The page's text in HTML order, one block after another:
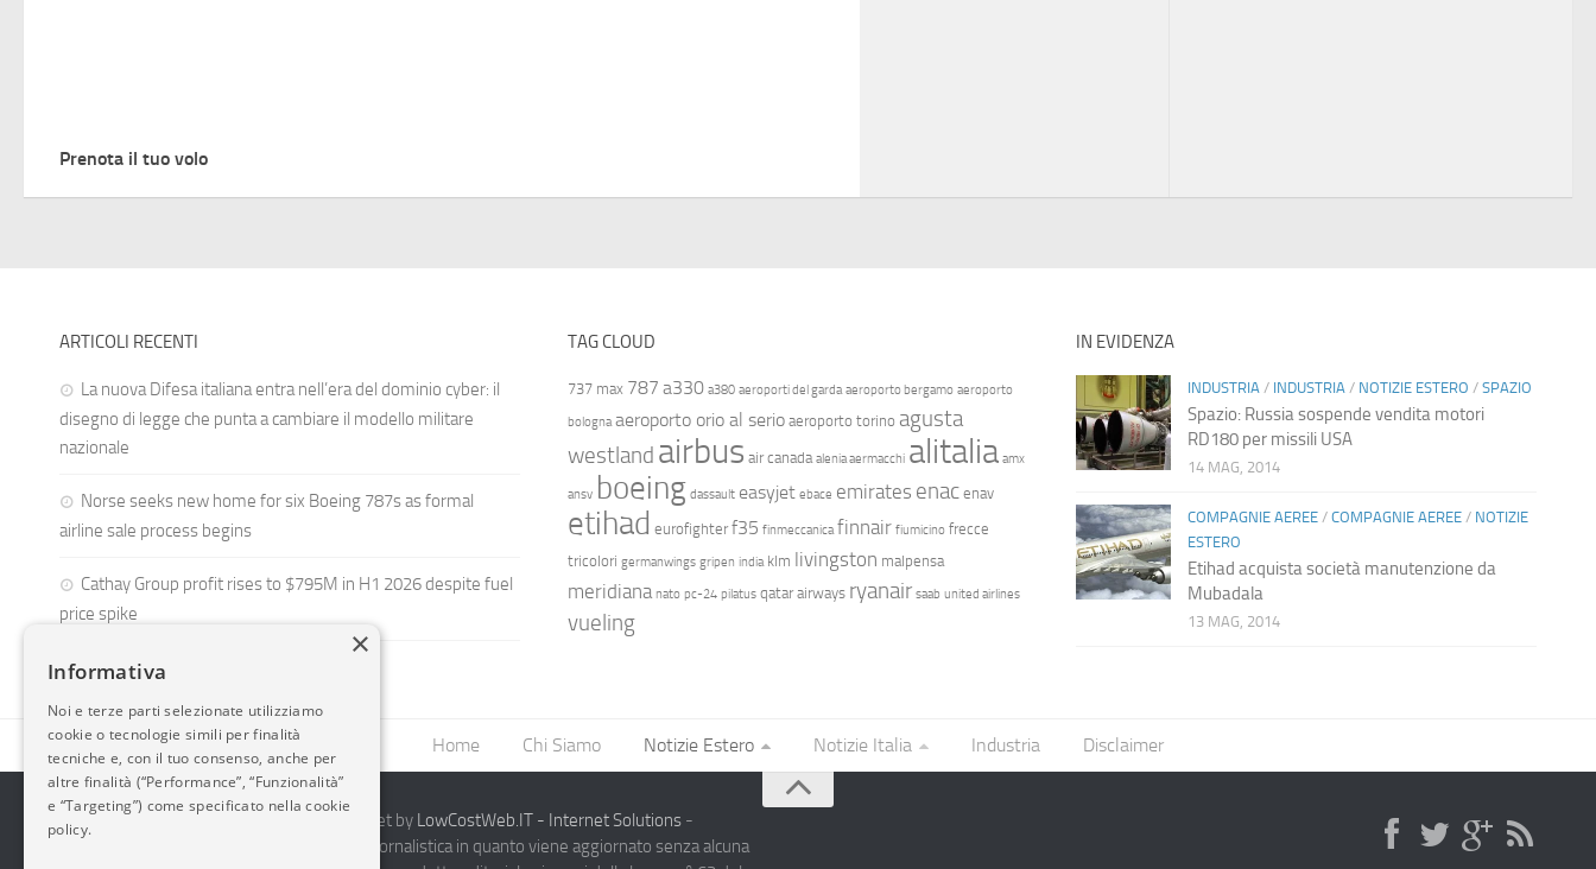
Prenota il tuo volo
ARTICOLI RECENTI
La nuova Difesa italiana entra nell’era del dominio cyber: il
disegno di legge che punta a cambiare il modello militare
nazionale
Norse seeks new home for six Boeing 787s as formal
airline sale process begins
Cathay Group profit rises to $795M in H1 2026 despite fuel
price spike
TAG CLOUD
737 max 787 a330 a380 aeroporti del garda aeroporto bergamo aeroporto
bologna aeroporto orio al serio aeroporto torino agusta
westland airbus air canada alenia aermacchi alitalia amx
ansv boeing dassault easyjet ebace emirates enac enav
etihad eurofighter f35 finmeccanica finnair fiumicino frecce
tricolori germanwings gripen india klm livingston malpensa
meridiana nato pc-24 pilatus qatar airways ryanair saab united airlines
vueling
IN EVIDENZA
INDUSTRIA / INDUSTRIA / NOTIZIE ESTERO / SPAZIO
Spazio: Russia sospende vendita motori
RD180 per missili USA
14 MAG, 2014
COMPAGNIE AEREE/ COMPAGNIE AEREE/ NOTIZIE
ESTERO
Etihad acquista società manutenzione da
Mubadala
13 MAG, 2014
Home Chi Siamo Notizie Estero Notizie Italia Industria Disclaimer
2014-2026 AvioBlog - Creazione Siti Internet by LowCostWeb.IT - Internet Solutions -
Questo blog non rappresenta una testata giornalistica in quanto viene aggiornato senza alcuna
×
Informativa
Noi e terze parti selezionate utilizziamo
cookie o tecnologie simili per finalità
tecniche e, con il tuo consenso, anche per
altre finalità (“Performance”, “Funzionalità”
e “Targeting”) come specificato nella cookie
policy.